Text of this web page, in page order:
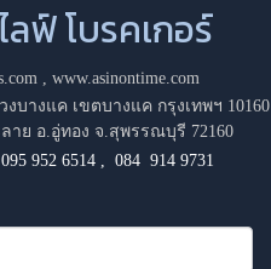
ฟ์ โบรคเกอร์
, www.asinontime.com
บางแค เขตบางแค กรุงเทพฯ 10160
าย อ.อู่ทอง จ.สุพรรณบุรี 72160
095 952 6514 ,084 914 9731